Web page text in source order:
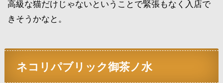
高級な猫だけじゃないということで緊張もなく入店で
きそうかなと。
ネコリパブリック御茶ノ水